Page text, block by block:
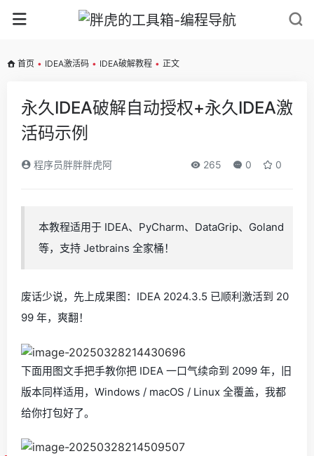
首页 • IDEA激活码 • IDEA破解教程 • 正文
永久IDEA破解自动授权+永久IDEA激
活码示例
程序员胖胖胖虎阿 265 0 0
本教程适用于 IDEA、PyCharm、DataGrip、Goland
等，支持 Jetbrains 全家桶！
废话少说，先上成果图：IDEA 2024.3.5 已顺利激活到 20
99 年，爽翻！
下面用图文手把手教你把 IDEA 一口气续命到 2099 年，旧
版本同样适用，Windows / macOS / Linux 全覆盖，我都
给你打包好了。